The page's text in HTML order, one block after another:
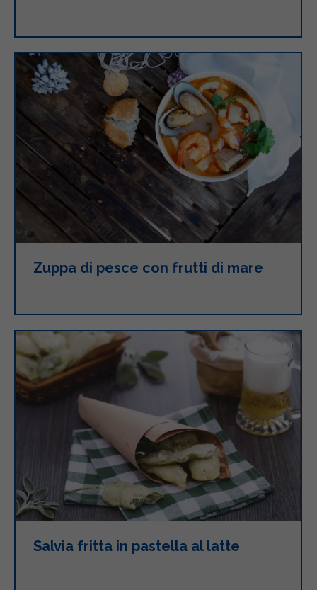
Zuppa di pesce con frutti di mare
Salvia fritta in pastella al latte